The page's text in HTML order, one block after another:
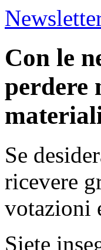
Con le
perdere
Se
ricevere
votazioni
Siete